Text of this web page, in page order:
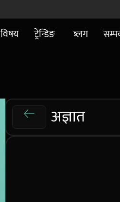
विषय ट्रेन्डिङ ब्लग
अज्ञात